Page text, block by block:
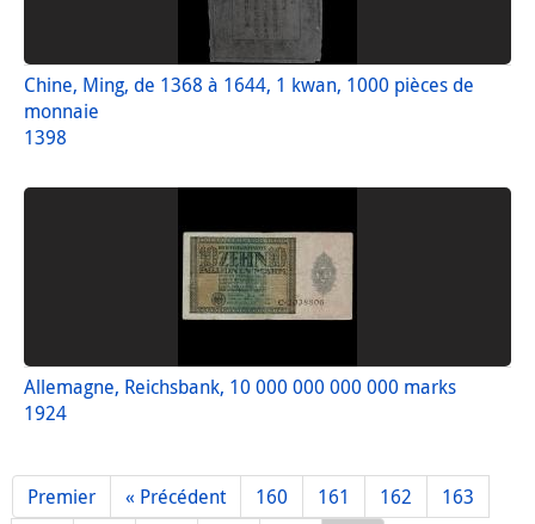
Chine, Ming, de 1368 à 1644, 1 kwan, 1000 pièces de
monnaie
1398
Allemagne, Reichsbank, 10 000 000 000 000 marks
1924
Premier « Précédent 160 161 162
163